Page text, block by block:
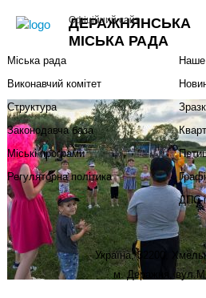
ДЕРАЖНЯНСЬКА
МІСЬКА РАДА
Офіційний сайт+ Створити
Міський голова
Міська рада
Виконавчий комітет
Структура
Законодавча база
Міські програми
Регуляторна політика
Наше
ДПС
Україна, 32200,
м. Деражня,